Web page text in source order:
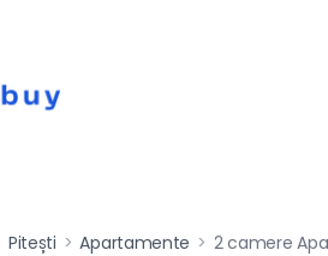
Pitești > Apartamente > 2 camere